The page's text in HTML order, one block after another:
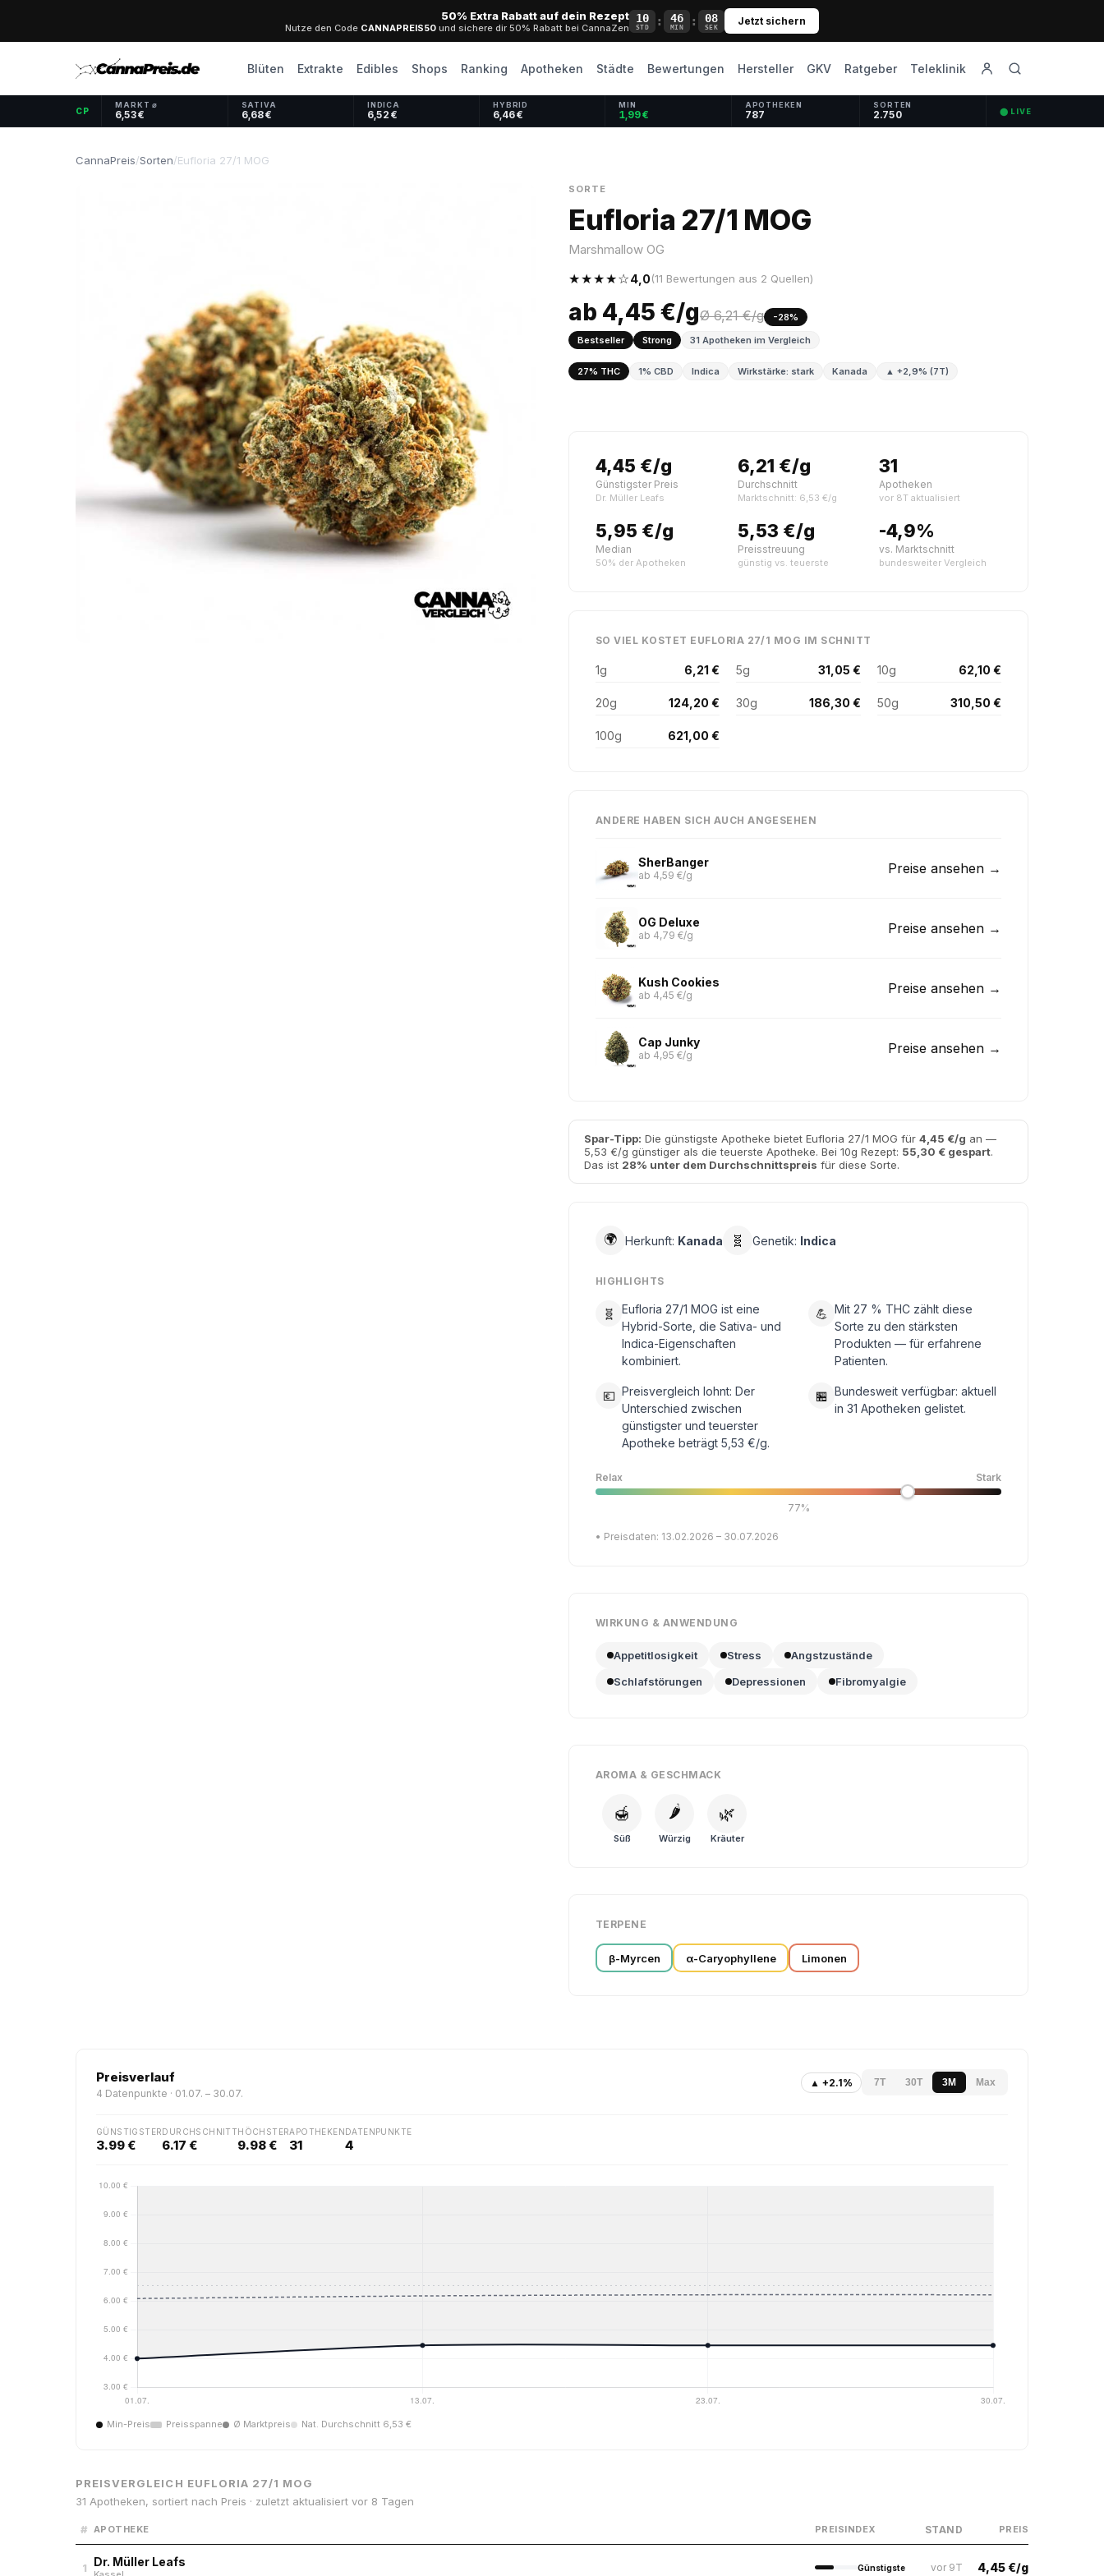
50% Extra Rabatt auf dein Rezept
Nutze den Code CANNAPREIS50 und sichere dir 50% Rabatt bei CannaZen
10
STD : 46
MIN : 07
SEK Jetzt sichern
Blüten Extrakte Edibles Shops Ranking Apotheken Städte Bewertungen Hersteller GKV Ratgeber Teleklinik
CP
MARKT ⌀
6,53 €
SATIVA
6,68 €
INDICA
6,52 €
HYBRID
6,46 €
MIN
1,99 €
APOTHEKEN
787
SORTEN
2.750 ⬤ LIVE
CannaPreis/Sorten/Eufloria 27/1 MOG
SORTE
Eufloria 27/1 MOG
Marshmallow OG
★★★★☆4,0(11 Bewertungen aus 2 Quellen)
ab 4,45 €/gØ 6,21 €/g
-28%
Bestseller
Strong 31 Apotheken im Vergleich
27% THC 1% CBD Indica Wirkstärke: stark Kanada ▲ +2,9% (7T)
4,45 €/g
Günstigster Preis
Dr. Müller Leafs
6,21 €/g
Durchschnitt
Marktschnitt: 6,53 €/g
31
Apotheken
vor 8T aktualisiert
5,95 €/g
Median
50% der Apotheken
5,53 €/g
Preisstreuung
günstig vs. teuerste
-4,9%
vs. Marktschnitt
bundesweiter Vergleich
SO VIEL KOSTET EUFLORIA 27/1 MOG IM SCHNITT
1g 6,21 € 5g 31,05 € 10g 62,10 €
20g 124,20 € 30g 186,30 € 50g 310,50 €
100g 621,00 €
ANDERE HABEN SICH AUCH ANGESEHEN
SherBanger
ab 4,59 €/g Preise ansehen →
OG Deluxe
ab 4,79 €/g Preise ansehen →
Kush Cookies
ab 4,45 €/g Preise ansehen →
Cap Junky
ab 4,95 €/g Preise ansehen →
Spar-Tipp: Die günstigste Apotheke bietet Eufloria 27/1 MOG für 4,45 €/g an —
5,53 €/g günstiger als die teuerste Apotheke. Bei 10g Rezept: 55,30 € gespart.
Das ist 28% unter dem Durchschnittspreis für diese Sorte.
🌍 Herkunft: Kanada 🧬 Genetik: Indica
HIGHLIGHTS
🧬
Eufloria 27/1 MOG ist eine
Hybrid-Sorte, die Sativa- und
Indica-Eigenschaften
kombiniert.
💪 Mit 27 % THC zählt diese
Sorte zu den stärksten
Produkten — für erfahrene
Patienten.
💶 Preisvergleich lohnt: Der
Unterschied zwischen
günstigster und teuerster
Apotheke beträgt 5,53 €/g.
🏪 Bundesweit verfügbar: aktuell
in 31 Apotheken gelistet.
Relax Stark
77%
• Preisdaten: 13.02.2026 – 30.07.2026
WIRKUNG & ANWENDUNG
Appetitlosigkeit Stress
Angstzustände
Schlafstörungen
Depressionen Fibromyalgie
AROMA & GESCHMACK
🍯
Süß
🌶️
Würzig
🌿
Kräuter
TERPENE
β-Myrcen α-Caryophyllene Limonen
Preisverlauf
4 Datenpunkte · 01.07. – 30.07.
▲ +2.1% 7T 30T 3M Max
GÜNSTIGSTER
3.99 €
DURCHSCHNITT
6.17 €
HÖCHSTER
9.98 €
APOTHEKEN
31
DATENPUNKTE
4
Min-Preis Preisspanne Ø Marktpreis Nat. Durchschnitt 6,53 €
PREISVERGLEICH EUFLORIA 27/1 MOG
31 Apotheken, sortiert nach Preis · zuletzt aktualisiert vor 8 Tagen
# APOTHEKE PREISINDEX STAND PREIS
1 Dr. Müller Leafs Günstigste vor 9T 4,45 €/g